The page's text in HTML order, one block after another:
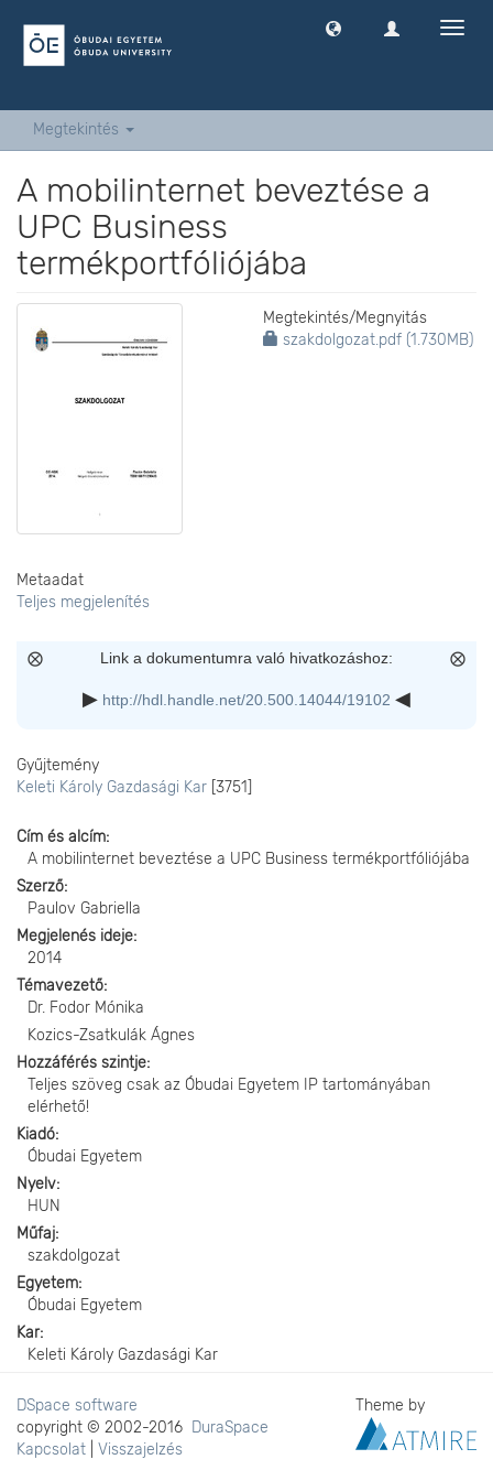
Megtekintés
A mobilinternet beveztése a
UPC Business
termékportfóliójába
Megtekintés/Megnyitás
szakdolgozat.pdf (1.730MB)
Metaadat
Teljes megjelenítés
Link a dokumentumra való hivatkozáshoz:
http://hdl.handle.net/20.500.14044/19102
Gyűjtemény
Keleti Károly Gazdasági Kar [3751]
Cím és alcím
A mobilinternet beveztése a UPC Business termékportfóliójába
Szerző
Paulov Gabriella
Megjelenés ideje
2014
Témavezető
Dr. Fodor Mónika
Kozics-Zsatkulák Ágnes
Hozzáférés szintje
Teljes szöveg csak az Óbudai Egyetem IP tartományában
elérhető!
Kiadó
Óbudai Egyetem
Nyelv
HUN
Műfaj
szakdolgozat
Egyetem
Óbudai Egyetem
Kar
Keleti Károly Gazdasági Kar
DSpace software
copyright © 2002-2016 DuraSpace
Kapcsolat
Visszajelzés
Theme by